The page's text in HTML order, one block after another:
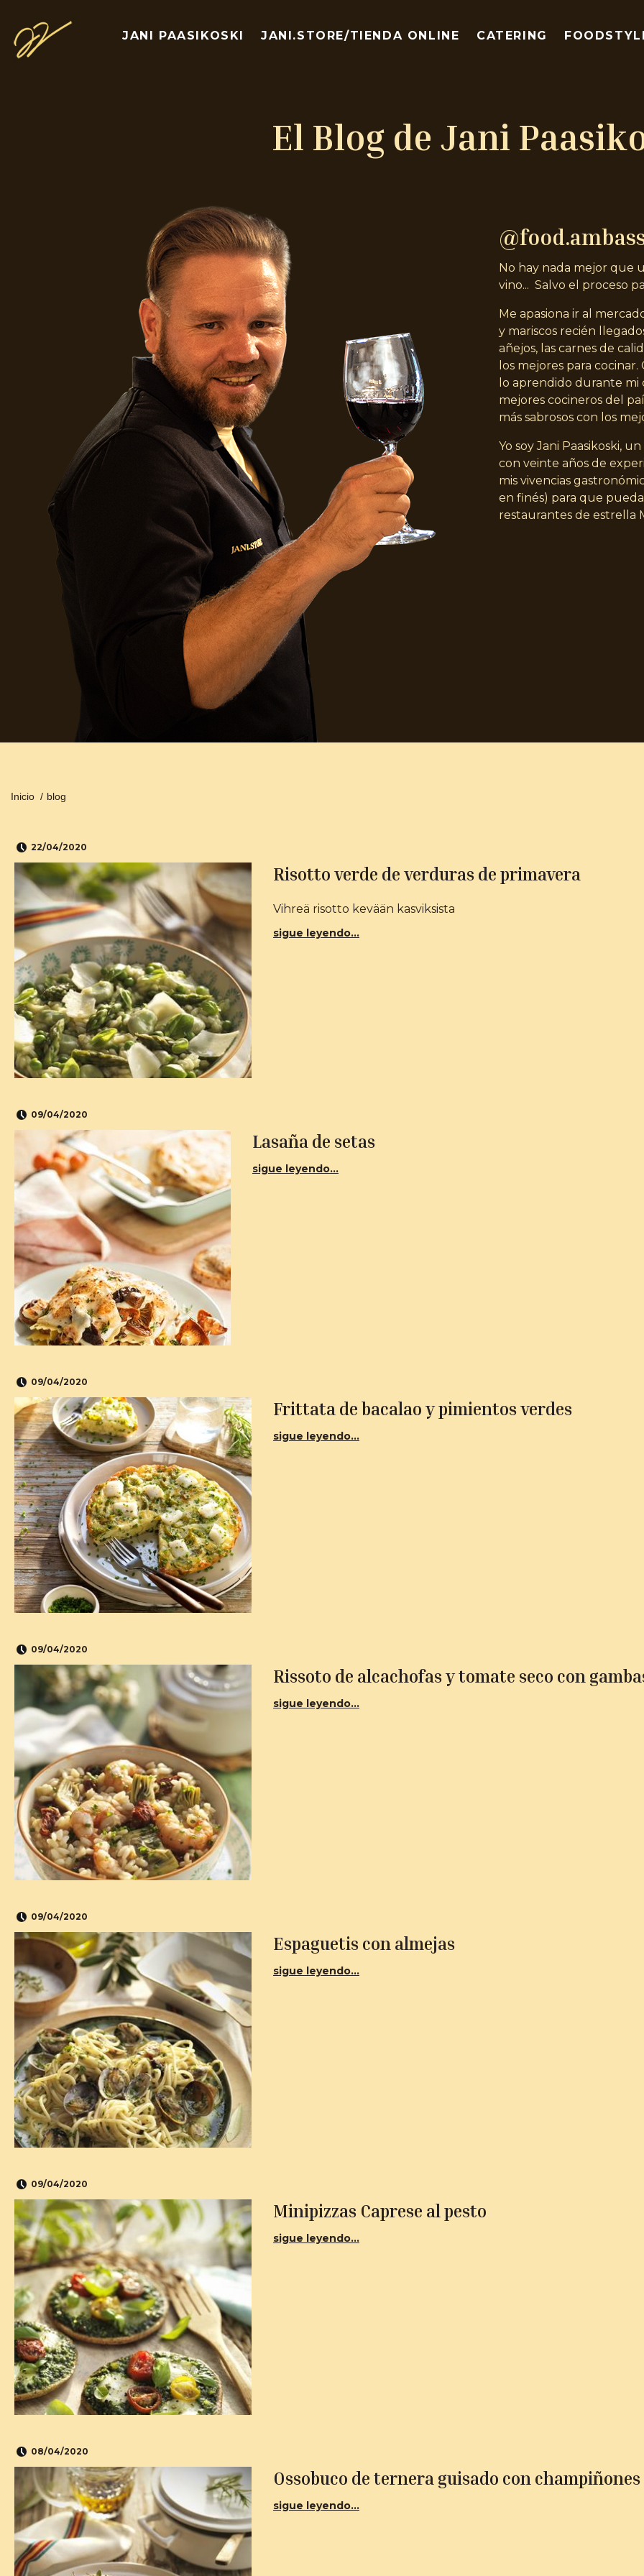
JANI PAASIKOSKI JANI.STORE/TIENDA ONLINE CATERING
El Blog de Jani
No hay nada mejor que
vino... Salvo el proceso
Me apasiona ir al
y mariscos recién
añejos, las carnes de
los mejores para
lo aprendido durante mi
mejores cocineros del
más sabrosos con los
Yo soy Jani Paasikoski,
con veinte años de
mis vivencias
en finés) para que
restaurantes de estrella
Inicio / blog
22/04/2020
Risotto verde de verduras de primavera
Vihreä risotto kevään kasviksista
sigue leyendo...
09/04/2020
Lasaña de setas
sigue leyendo...
09/04/2020
Frittata de bacalao y pimientos verdes
sigue leyendo...
09/04/2020
Rissoto de alcachofas y tomate seco con
sigue leyendo...
09/04/2020
Espaguetis con almejas
sigue leyendo...
09/04/2020
Minipizzas Caprese al pesto
sigue leyendo...
08/04/2020
Ossobuco de ternera guisado con champiñones
sigue leyendo...